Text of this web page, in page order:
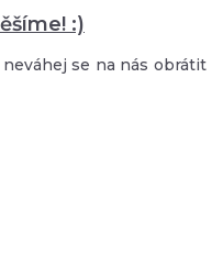
:)
se na nás obrátit